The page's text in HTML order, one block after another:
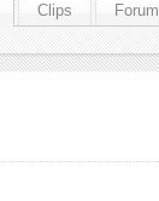
Clips Forum